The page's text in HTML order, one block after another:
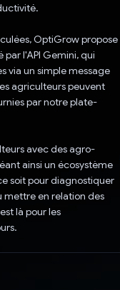
OptiGrow propose
l'API Gemini, qui
via un simple message
agriculteurs peuvent
par notre plate-
avec des agro-
ainsi un écosystème
soit pour diagnostiquer
mettre en relation des
là pour les